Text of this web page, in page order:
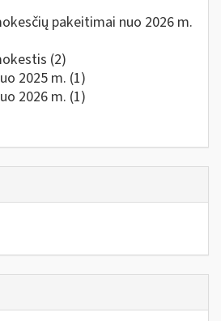
pakeitimai nuo 2026 m.
(2)
2025 m. (1)
2026 m. (1)